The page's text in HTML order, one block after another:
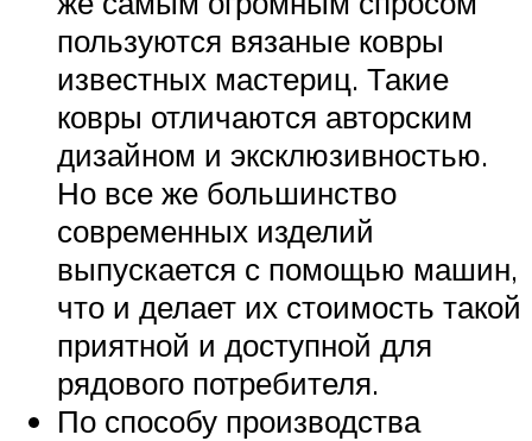
пользуются вязаные ковры
известных мастериц. Такие
ковры отличаются авторским
дизайном и эксклюзивностью.
Но все же большинство
современных изделий
выпускается с помощью машин,
что и делает их стоимость такой
приятной и доступной для
рядового потребителя.
По способу производства